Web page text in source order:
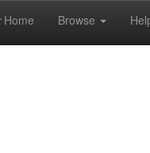
Home Browse